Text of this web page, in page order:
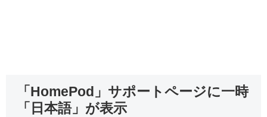
「HomePod」サポートページに一時
「日本語」が表示